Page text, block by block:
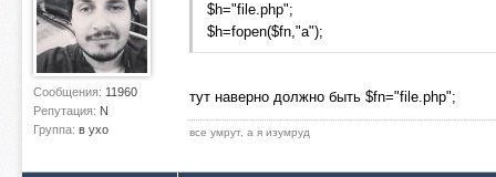
Сообщения: 11960
Репутация: N
Группа: в ухо
$h="file.php";
$h=fopen($fn,"a");
тут наверно должно быть $fn="file.php";
все умрут, а я изумруд